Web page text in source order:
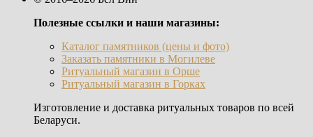
Полезные ссылки и наши магазины:
Каталог памятников (цены и фото)
Заказать памятники в Могилеве
Ритуальный магазин в Орше
Ритуальный магазин в Горках
Изготовление и доставка ритуальных товаров по всей
Беларуси.